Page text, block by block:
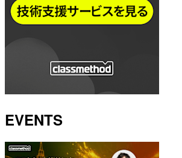
EVENTS